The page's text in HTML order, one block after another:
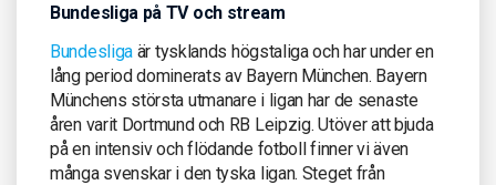
Bundesliga på TV och stream
Bundesliga är tysklands högstaliga och har under en
lång period dominerats av Bayern München. Bayern
Münchens största utmanare i ligan har de senaste
åren varit Dortmund och RB Leipzig. Utöver att bjuda
på en intensiv och flödande fotboll finner vi även
många svenskar i den tyska ligan. Steget från